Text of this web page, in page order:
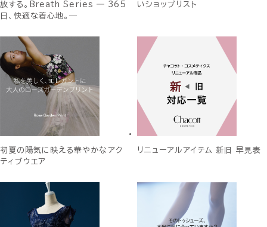
放する。Breath Series ― 365
日、快適な着心地。―
いショップリスト
初夏の陽気に映える華やかなアク
ティブウエア
リニューアルアイテム 新旧 早見表